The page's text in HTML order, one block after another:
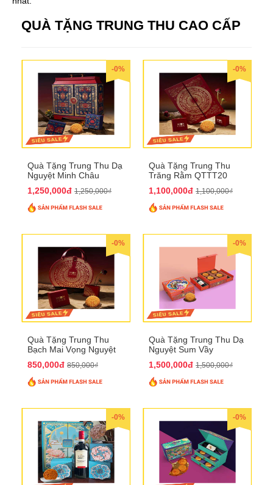
QUÀ TẶNG TRUNG THU CAO CẤP
-0%
Quà Tặng Trung Thu Dạ
Nguyệt Minh Châu
1,250,000đ 1,250,000₫
-0%
Quà Tặng Trung Thu
Trăng Rằm QTTT20
1,100,000đ 1,100,000₫
-0%
Quà Tặng Trung Thu
Bạch Mai Vọng Nguyệt
850,000đ 850,000₫
-0%
Quà Tặng Trung Thu Dạ
Nguyệt Sum Vầy
1,500,000đ 1,500,000₫
-0% -0%